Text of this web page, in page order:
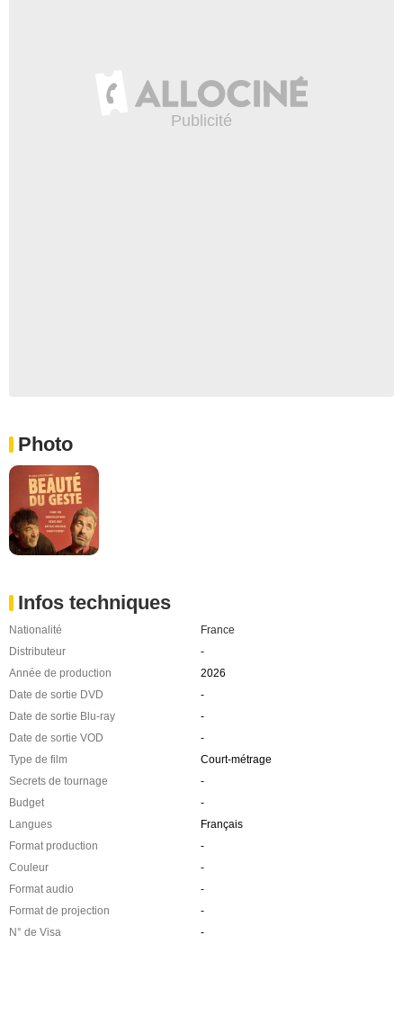
Photo
Infos techniques
Nationalité
France
Distributeur
-
Année de production
2026
Date de sortie DVD
-
Date de sortie Blu-ray
-
Date de sortie VOD
-
Type de film
Court-métrage
Secrets de tournage
-
Budget
-
Langues
Français
Format production
-
Couleur
-
Format audio
-
Format de projection
-
N° de Visa
-